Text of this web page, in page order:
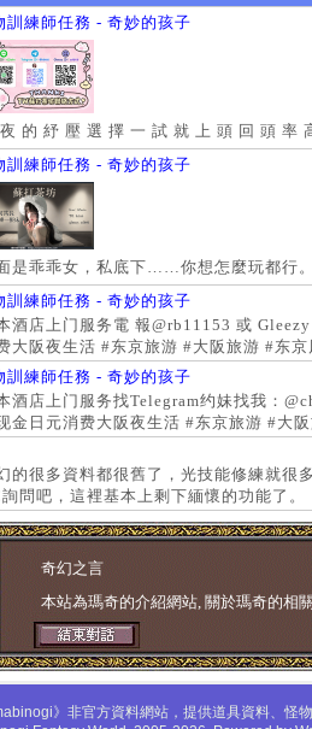
訓練師任務 - 奇妙的孩子
的 紓 壓 選 擇 一 試 就 上 頭 回 頭 率
訓練師任務 - 奇妙的孩子
是乖乖女，私底下……你想怎麼玩都行
訓練師任務 - 奇妙的孩子
酒店上门服务電 報@rb11153 或
大阪夜生活 #东京旅游 #大阪旅游 #东
门服务 #大阪上门服务新宿风俗 #梅田
莉 #大阪萝莉 #日本学生妹
訓練師任務 - 奇妙的孩子
酒店上门服务找Telegram约妹找我：
金日元消费大阪夜生活 #东京旅游 #大
外约 #东京上门服务 #大阪上门服务新
本女孩 #大阪女孩 #日本萝莉 #大阪萝莉
的很多資料都很舊了，光技能修練就很
問吧，這裡基本上剩下緬懷的功能了。
奇幻之言
本站為瑪奇的介紹網站, 關於瑪奇的相
》非官方資料網站，提供道具資料、怪